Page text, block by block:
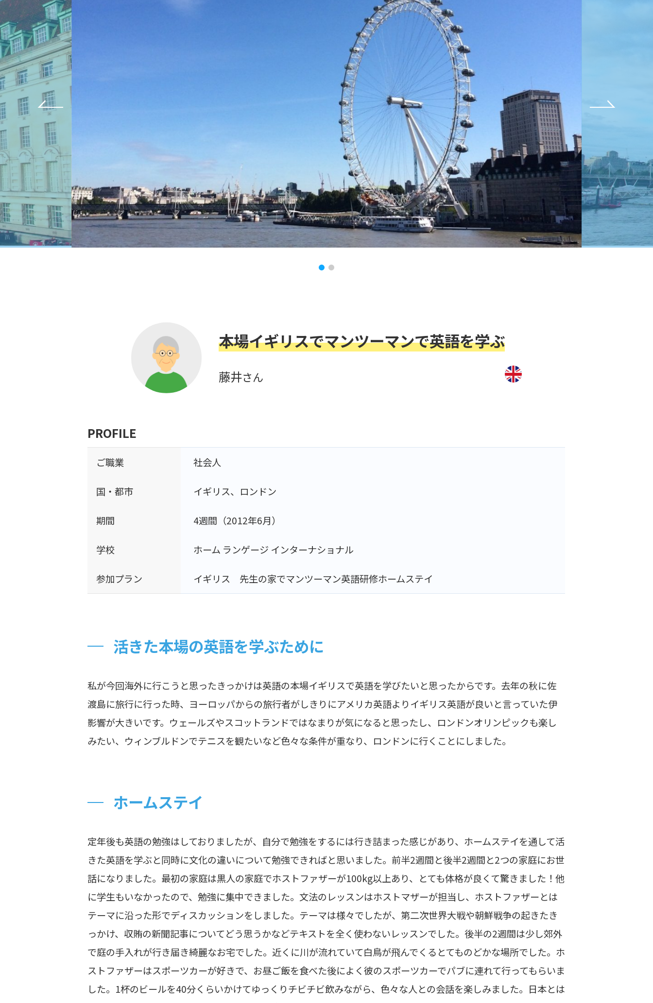
本場イギリスでマンツーマンで英語を学ぶ
藤井さん
PROFILE
ご職業 社会人
国・都市 イギリス、ロンドン
期間 4週間（2012年6月）
学校 ホーム ランゲージ インターナショナル
参加プラン イギリス 先生の家でマンツーマン英語研修ホームステイ
活きた本場の英語を学ぶために
私が今回海外に行こうと思ったきっかけは英語の本場イギリスで英語を学びたいと思ったからです。去年の秋に佐
渡島に旅行に行った時、ヨーロッパからの旅行者がしきりにアメリカ英語よりイギリス英語が良いと言っていた伊
影響が大きいです。ウェールズやスコットランドではなまりが気になると思ったし、ロンドンオリンピックも楽し
みたい、ウィンブルドンでテニスを観たいなど色々な条件が重なり、ロンドンに行くことにしました。
ホームステイ
定年後も英語の勉強はしておりましたが、自分で勉強をするには行き詰まった感じがあり、ホームステイを通して活
きた英語を学ぶと同時に文化の違いについて勉強できればと思いました。前半2週間と後半2週間と2つの家庭にお世
話になりました。最初の家庭は黒人の家庭でホストファザーが100kg以上あり、とても体格が良くて驚きました！他
に学生もいなかったので、勉強に集中できました。文法のレッスンはホストマザーが担当し、ホストファザーとは
テーマに沿った形でディスカッションをしました。テーマは様々でしたが、第二次世界大戦や朝鮮戦争の起きたき
っかけ、収賄の新聞記事についてどう思うかなどテキストを全く使わないレッスンでした。後半の2週間は少し郊外
で庭の手入れが行き届き綺麗なお宅でした。近くに川が流れていて白鳥が飛んでくるとてものどかな場所でした。ホ
ストファザーはスポーツカーが好きで、お昼ご飯を食べた後によく彼のスポーツカーでパブに連れて行ってもらいま
した。1杯のビールを40分くらいかけてゆっくりチビチビ飲みながら、色々な人との会話を楽しみました。日本とは